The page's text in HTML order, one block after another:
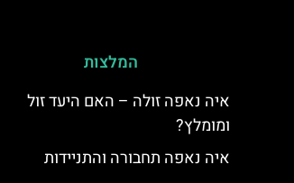
המלצות
איה נאפה זולה – האם היעד זול
ומומלץ?
איה נאפה תחבורה והתניידות